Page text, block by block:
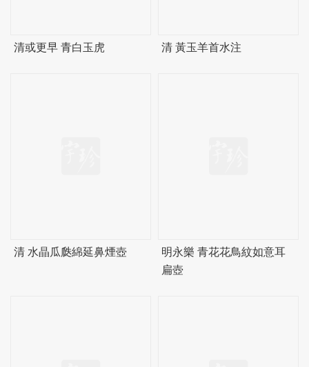
清或更早 青白玉虎 清 黃玉羊首水注
清 水晶瓜瓞綿延鼻煙壺
明永樂 青花花鳥紋如意耳
扁壺